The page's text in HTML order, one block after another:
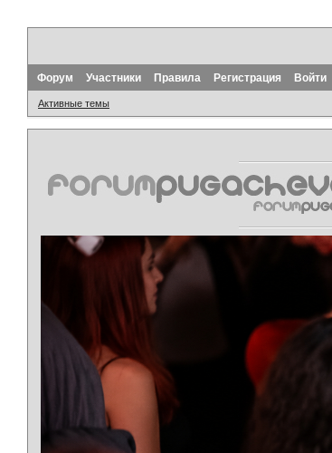
Форум Участники Правила Регистрация Войти
Активные темы